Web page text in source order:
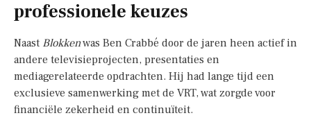
professionele keuzes
Naast Blokkenwas Ben Crabbé door de jaren heen actief in
andere televisieprojecten, presentaties en
mediagerelateerde opdrachten. Hij had lange tijd een
exclusieve samenwerking met de VRT, wat zorgde voor
financiële zekerheid en continuïteit.